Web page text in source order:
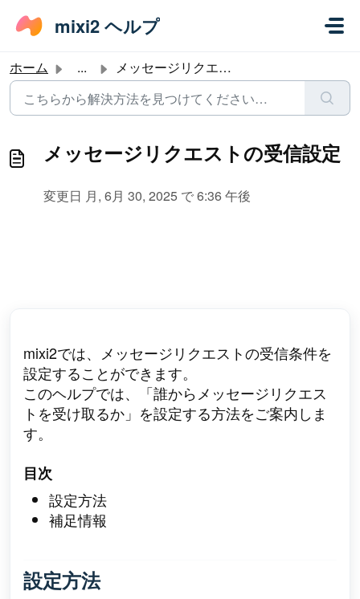
mixi2 ヘルプ
ホーム ... メッセージリクエストの受信設定
メッセージリクエストの受信設定
変更日 月, 6月 30, 2025 で 6:36 午後
mixi2では、メッセージリクエストの受信条件を
設定することができます。
このヘルプでは、「誰からメッセージリクエス
トを受け取るか」を設定する方法をご案内しま
す。
目次
設定方法
補足情報
設定方法